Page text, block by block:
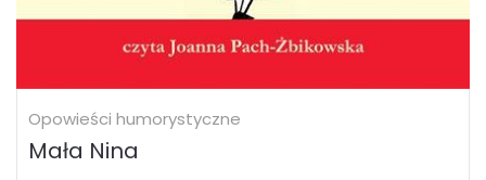
Opowieści humorystyczne
Mała Nina